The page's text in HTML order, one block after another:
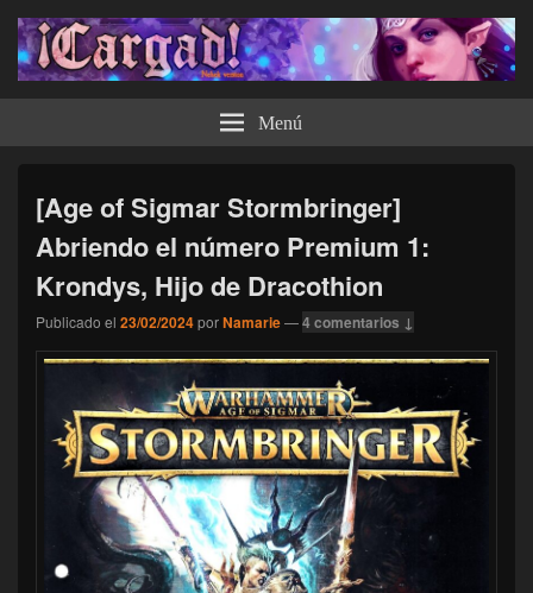
¡Cargad! Menú
[Age of Sigmar Stormbringer]
Abriendo el número Premium 1:
Krondys, Hijo de Dracothion
Publicado el 23/02/2024porNamarie—4 comentarios ↓